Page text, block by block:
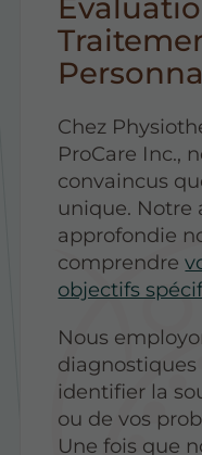
Chez
ProCare Inc.,
convaincus
unique. Notre
approfondie
comprendre
objectifs
Nous
identifier la
ou de vos
Une fois que